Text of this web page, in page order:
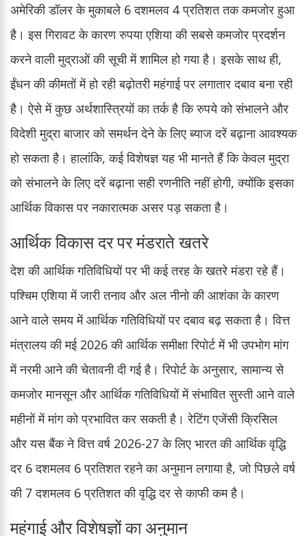
अमेरिकी डॉलर के मुकाबले 6 दशमलव 4 प्रतिशत तक कमजोर हुआ
है। इस गिरावट के कारण रुपया एशिया की सबसे कमजोर प्रदर्शन
करने वाली मुद्राओं की सूची में शामिल हो गया है। इसके साथ ही,
ईंधन की कीमतों में हो रही बढ़ोतरी महंगाई पर लगातार दबाव बना रही
है। ऐसे में कुछ अर्थशास्त्रियों का तर्क है कि रुपये को संभालने और
विदेशी मुद्रा बाजार को समर्थन देने के लिए ब्याज दरें बढ़ाना आवश्यक
हो सकता है। हालांकि, कई विशेषज्ञ यह भी मानते हैं कि केवल मुद्रा
को संभालने के लिए दरें बढ़ाना सही रणनीति नहीं होगी, क्योंकि इसका
आर्थिक विकास पर नकारात्मक असर पड़ सकता है।
आर्थिक विकास दर पर मंडराते खतरे
देश की आर्थिक गतिविधियों पर भी कई तरह के खतरे मंडरा रहे हैं।
पश्चिम एशिया में जारी तनाव और अल नीनो की आशंका के कारण
आने वाले समय में आर्थिक गतिविधियों पर दबाव बढ़ सकता है। वित्त
मंत्रालय की मई 2026 की आर्थिक समीक्षा रिपोर्ट में भी उपभोग मांग
में नरमी आने की चेतावनी दी गई है। रिपोर्ट के अनुसार, सामान्य से
कमजोर मानसून और आर्थिक गतिविधियों में संभावित सुस्ती आने वाले
महीनों में मांग को प्रभावित कर सकती है। रेटिंग एजेंसी क्रिसिल
और यस बैंक ने वित्त वर्ष 2026-27 के लिए भारत की आर्थिक वृद्धि
दर 6 दशमलव 6 प्रतिशत रहने का अनुमान लगाया है, जो पिछले वर्ष
की 7 दशमलव 6 प्रतिशत की वृद्धि दर से काफी कम है।
महंगाई और विशेषज्ञों का अनुमान